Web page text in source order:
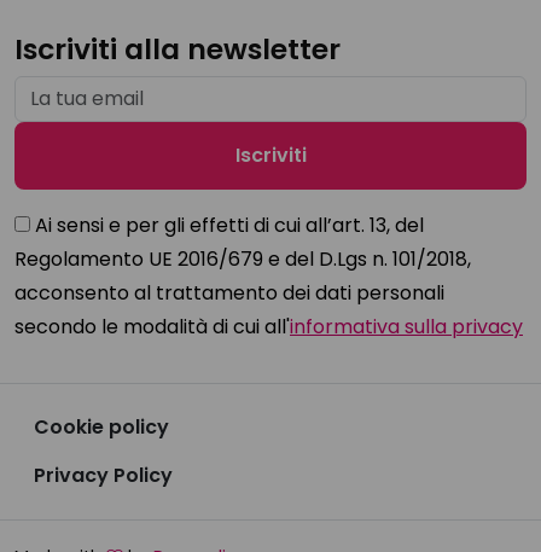
Iscriviti alla newsletter
Ai sensi e per gli effetti di cui all’art. 13, del
Regolamento UE 2016/679 e del D.Lgs n. 101/2018,
acconsento al trattamento dei dati personali
secondo le modalità di cui all'informativa sulla privacy
Cookie policy
Privacy Policy